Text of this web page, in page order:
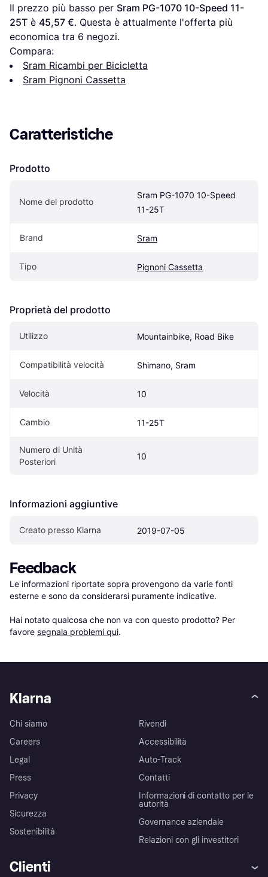
Il prezzo più basso per Sram PG-1070 10-Speed 11-
25T è 45,57 €. Questa è attualmente l'offerta più
economica tra 6 negozi.
Compara:
Sram Ricambi per Bicicletta
Sram Pignoni Cassetta
Caratteristiche
Prodotto
Nome del prodotto
Sram PG-1070 10-Speed
11-25T
Brand Sram
Tipo Pignoni Cassetta
Proprietà del prodotto
Utilizzo Mountainbike, Road Bike
Compatibilità velocità Shimano, Sram
Velocità 10
Cambio 11-25T
Numero di Unità
Posteriori
10
Informazioni aggiuntive
Creato presso Klarna 2019-07-05
Feedback
Le informazioni riportate sopra provengono da varie fonti
esterne e sono da considerarsi puramente indicative.
Hai notato qualcosa che non va con questo prodotto? Per
favore segnala problemi qui.
Klarna
Chi siamo
Careers
Legal
Press
Privacy
Sicurezza
Sostenibilità
Rivendi
Accessibilità
Auto-Track
Contatti
Informazioni di contatto per le
autorità
Governance aziendale
Relazioni con gli investitori
Clienti